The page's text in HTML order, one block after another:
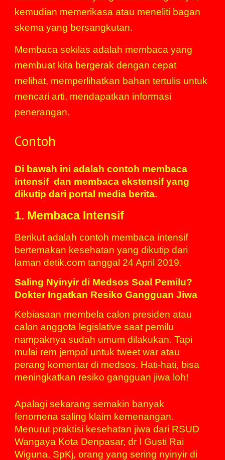
kemudian memerikasa atau meneliti bagan
skema yang bersangkutan.
Membaca sekilas adalah membaca yang
membuat kita bergerak dengan cepat
melihat, memperlihatkan bahan tertulis untuk
mencari arti, mendapatkan informasi
penerangan.
Contoh
Di bawah ini adalah contoh membaca
intensif dan membaca ekstensif yang
dikutip dari portal media berita.
1. Membaca Intensif
Berikut adalah contoh membaca intensif
bertemakan kesehatan yang dikutip dari
laman detik.com tanggal 24 April 2019.
Saling Nyinyir di Medsos Soal Pemilu?
Dokter Ingatkan Resiko Gangguan Jiwa
Kebiasaan membela calon presiden atau
calon anggota legislative saat pemilu
nampaknya sudah umum dilakukan. Tapi
mulai rem jempol untuk tweet war atau
perang komentar di medsos. Hati-hati, bisa
meningkatkan resiko gangguan jiwa loh!
Apalagi sekarang semakin banyak
fenomena saling klaim kemenangan.
Menurut praktisi kesehatan jiwa dari RSUD
Wangaya Kota Denpasar, dr I Gusti Rai
Wiguna, SpKj, orang yang sering nyinyir di